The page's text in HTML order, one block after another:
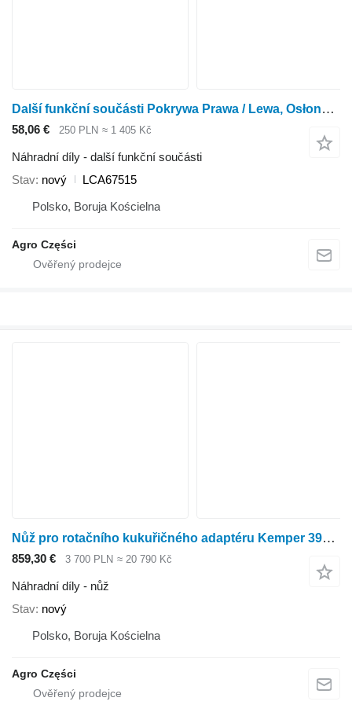
Další funkční součásti Pokrywa Prawa / Lewa, Osłona paska LCA67515 pro rotačního kukuřičného adaptéru Kemper 4500
58,06 € 250 PLN ≈ 1 405 Kč
Náhradní díly - další funkční součásti
Stav nový
LCA67515
Polsko, Boruja Kościelna
Agro Części
Nůž pro rotačního kukuřičného adaptéru Kemper 390 Plus
859,30 € 3 700 PLN ≈ 20 790 Kč
Náhradní díly - nůž
Stav nový
Polsko, Boruja Kościelna
Agro Części